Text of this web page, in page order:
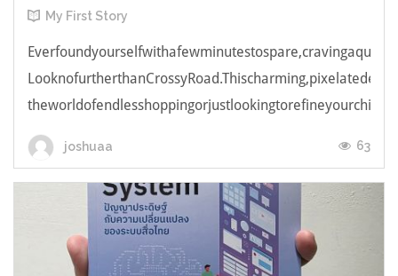
My First Story
joshuaa 63